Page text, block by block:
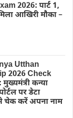
2026: पार्ट 1,
आखिरी मौका –
Utthan
2026 Check
कन्या
पर डेटा
चेक करें अपना नाम